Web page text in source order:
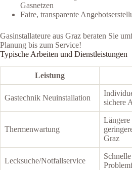
Gasnetzen
Faire, transparente
Gasinstallateure aus Graz beraten Sie
Planung bis zum Service!
Typische Arbeiten und Dienstleistungen
Leistung
Gastechnik Neuinstallation
sichere
Thermenwartung
Graz
Lecksuche/Notfallservice